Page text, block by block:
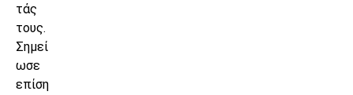
τάς
τους.
Σημεί
ωσε
επίση